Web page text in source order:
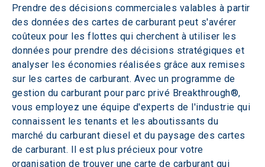
Prendre des décisions commerciales valables à partir
des données des cartes de carburant peut s'avérer
coûteux pour les flottes qui cherchent à utiliser les
données pour prendre des décisions stratégiques et
analyser les économies réalisées grâce aux remises
sur les cartes de carburant. Avec un programme de
gestion du carburant pour parc privé Breakthrough®,
vous employez une équipe d'experts de l'industrie qui
connaissent les tenants et les aboutissants du
marché du carburant diesel et du paysage des cartes
de carburant. Il est plus précieux pour votre
organisation de trouver une carte de carburant qui